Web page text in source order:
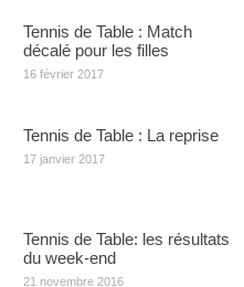
Tennis de Table : Match
décalé pour les filles
16 février 2017
Tennis de Table : La reprise
17 janvier 2017
Tennis de Table: les résultats
du week-end
21 novembre 2016